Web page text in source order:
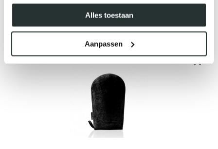
Alles toestaan
Aanpassen
Bekijk details